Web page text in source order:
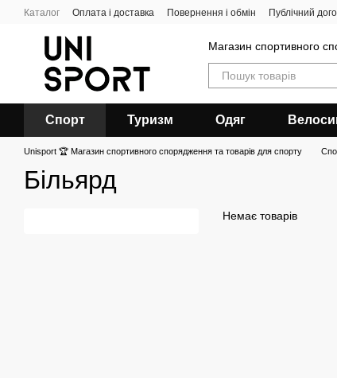
Перейти до основного контенту
Каталог Оплата і доставка Повернення і обмін Публічний
Магазин спортивного
Спорт Туризм Одяг
Unisport 🏆 Магазин спортивного спорядження та товарів для спорту
Більярд
Немає товарів